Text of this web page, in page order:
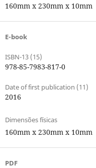
160mm x 230mm x 10mm
E-book
ISBN-13 (15)
978-85-7983-817-0
Date of first publication (11)
2016
Dimensões físicas
160mm x 230mm x 10mm
PDF